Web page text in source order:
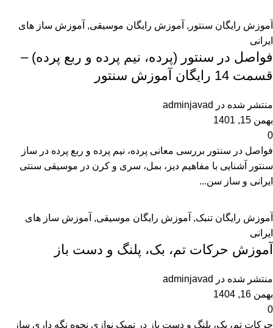
آموزش رایگان سنتور , آموزش رایگان موسیقی, آموزش ساز های
ایرانی
فواصل در سنتور (پرده، نیم پرده و ربع پرده) –
قسمت 14 رایگان آموزش سنتور
منتشر شده در
adminjavad
بهمن 15, 1401
0
فواصل در سنتور بررسی معانی پرده، نیم پرده و ربع پرده در ساز
سنتور آشنایی با مفاهیم دیز، بمل، سری و کرن در موسیقی سنتی
ایرانی و ساز سن...
آموزش رایگان تنبک, آموزش رایگان موسیقی, آموزش ساز های
ایرانی
آموزش حرکات تم، بک، پلنگ و دست باز
منتشر شده در
adminjavad
بهمن 16, 1404
0
حرکات تم، بک، پلنگ و دست باز در تمبک نوازی نحوه نگه داری ساز